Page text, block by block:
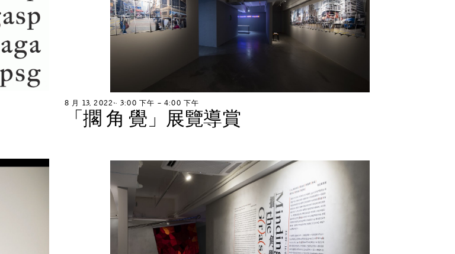
8 月 13, 2022 ∙ 3:00 下午 – 4:00 下午
「擱 角 覺 」 展覽導賞